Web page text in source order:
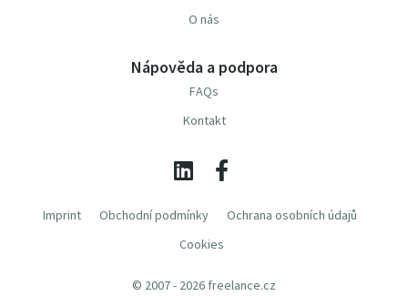
O nás
Nápověda a podpora
FAQs
Kontakt
Imprint Obchodní podmínky
Ochrana osobních údajů
Cookies
© 2007 - 2026 freelance.cz